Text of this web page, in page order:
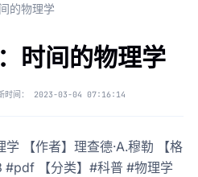
的物理学
时间的物理学
时间： 2023-03-04 07:16:14
学 【作者】理查德·A.穆勒 【格
【分类】#科普 #物理学